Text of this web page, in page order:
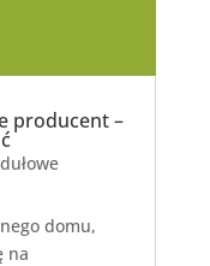
producent –
domu,
na